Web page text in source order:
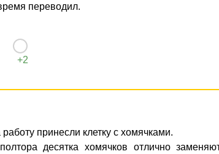
переводил.
+2
принесли клетку с хомячками.
десятка хомячков отлично